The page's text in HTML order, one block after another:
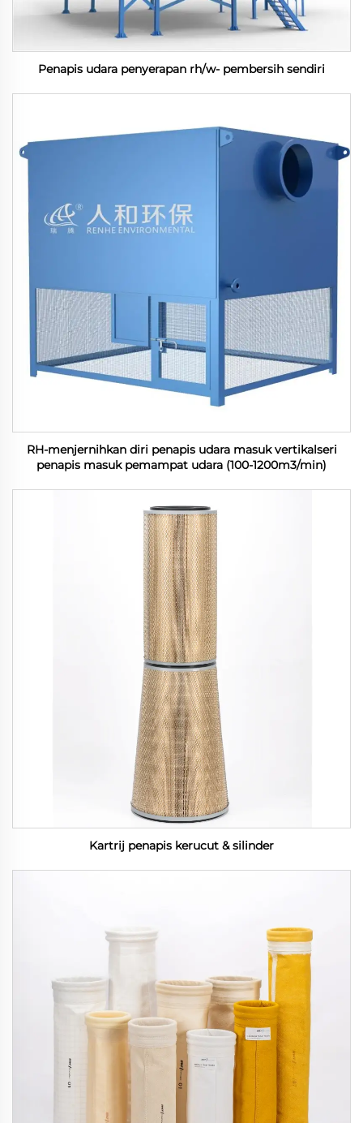
Penapis udara penyerapan rh/w- pembersih sendiri
RH-menjernihkan diri penapis udara masuk vertikalseri
penapis masuk pemampat udara (100-1200m3/min)
Kartrij penapis kerucut & silinder